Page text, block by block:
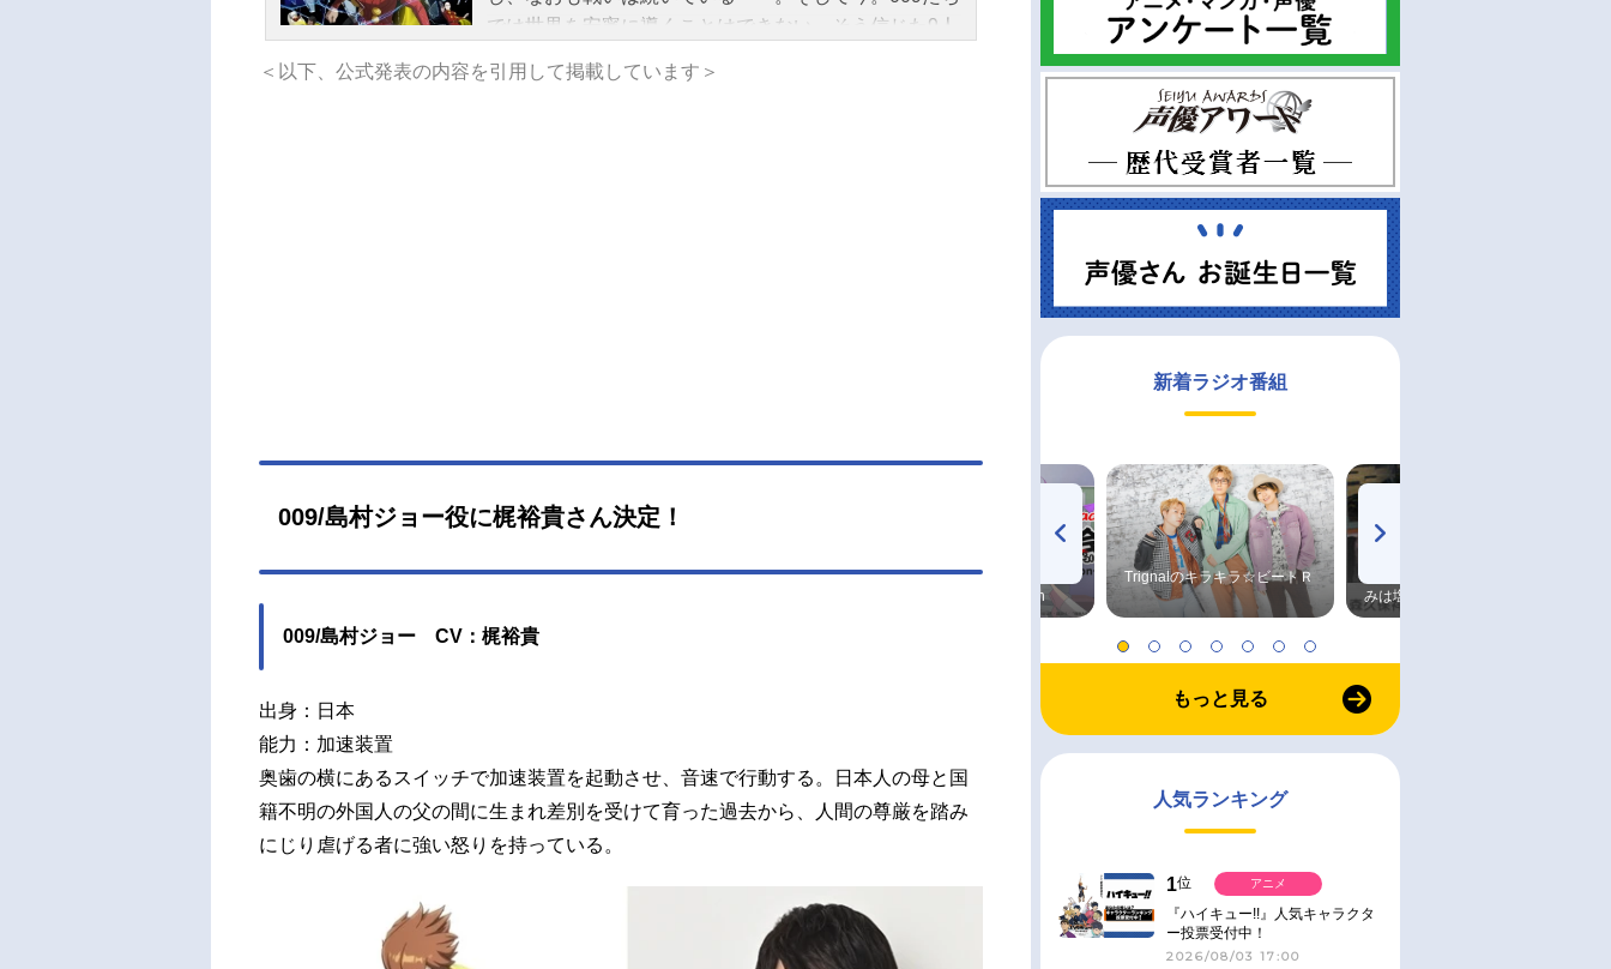
では世界を安寧に導くことはできない、そう信じた9人
サイボーグ・グラビトンが率いる彼らの目指す理想と
ト・ブリテン：利根健太朗008/ピュンマ：林勇アイザ
ック・ギルモア：山路和弘ロベール・ゴルバート：奈
良徹イスパノ・ガル...
＜以下、公式発表の内容を引用して掲載しています＞
009/島村ジョー役に梶裕貴さん決定！
009/島村ジョー CV：梶裕貴
出身：日本
能力：加速装置
奥歯の横にあるスイッチで加速装置を起動させ、音速で行動する。日本人の母と国
籍不明の外国人の父の間に生まれ差別を受けて育った過去から、人間の尊厳を踏み
にじり虐げる者に強い怒りを持っている。
新着ラジオ番組
高橋美紀のおんぷの気持ち
TVアニメ『戦隊大失格』
radio 大直会 2nd season
Trignalのキラキラ☆ビートＲ
みは塩だけ
もっと見る
人気ランキング
1位
『ハイキュー!!』人気キャラクタ
ー投票受付中！
2026/08/03 17:00
アニメ